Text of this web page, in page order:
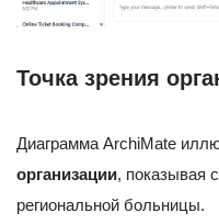
Точка зрения
Диаграмма ArchiMate
организации, показывая
региональной больницы.